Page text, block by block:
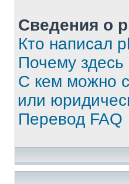
Сведения о
Кто написал
Почему здесь
С кем можно
или
Перевод FAQ